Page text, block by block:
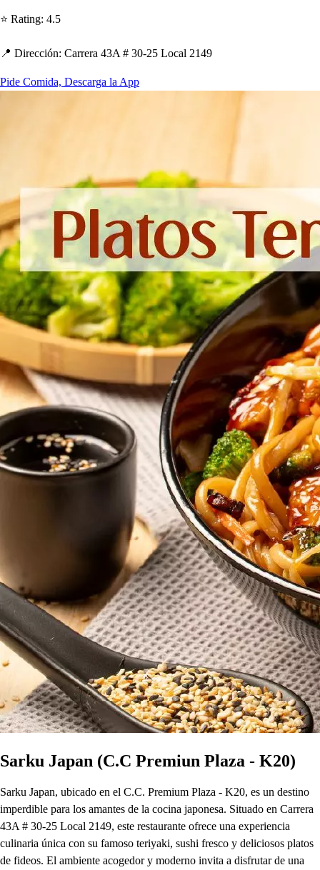
⭐ Rating: 4.5
📍 Dirección: Carrera 43A # 30-25 Local 2149
Pide Comida, Descarga la App
Sarku Japan (C.C Premiun Plaza - K20)
Sarku Japan, ubicado en el C.C. Premium Plaza - K20, es un destino
imperdible para los amantes de la cocina japonesa. Situado en Carrera
43A # 30-25 Local 2149, este restaurante ofrece una experiencia
culinaria única con su famoso teriyaki, sushi fresco y deliciosos platos
de fideos. El ambiente acogedor y moderno invita a disfrutar de una